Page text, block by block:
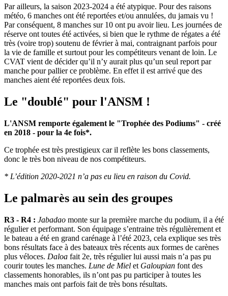
Par ailleurs, la saison 2023-2024 a été atypique. Pour des raisons
météo, 6 manches ont été reportées et/ou annulées, du jamais vu !
Par conséquent, 8 manches sur 10 ont pu avoir lieu. Les journées de
réserve ont toutes été activées, si bien que le rythme de régates a été
très (voire trop) soutenu de février à mai, contraignant parfois pour
la vie de famille et surtout pour les compétiteurs venant de loin. Le
CVAT vient de décider qu’il n’y aurait plus qu’un seul report par
manche pour pallier ce problème. En effet il est arrivé que des
manches aient été reportées deux fois.
Le "doublé" pour l'ANSM !
L'ANSM remporte également le "Trophée des Podiums" - créé
en 2018 - pour la 4e fois*.
Ce trophée est très prestigieux car il reflète les bons classements,
donc le très bon niveau de nos compétiteurs.
* L’édition 2020-2021 n’a pas eu lieu en raison du Covid.
Le palmarès au sein des groupes
R3 - R4 : Jabadao monte sur la première marche du podium, il a été
régulier et performant. Son équipage s’entraine très régulièrement et
le bateau a été en grand carénage à l’été 2023, cela explique ses très
bons résultats face à des bateaux très récents aux formes de carènes
plus véloces. Daloa fait 2e, très régulier lui aussi mais n’a pas pu
courir toutes les manches. Lune de Miel et Galoupian font des
classements honorables, ils n’ont pas pu participer à toutes les
manches mais ont parfois fait de très bons résultats.